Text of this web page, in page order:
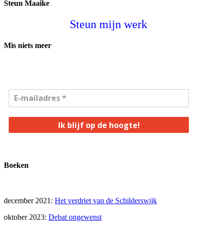
Steun Maaike
Steun mijn werk
Mis niets meer
Ik blijf op de hoogte!
Boeken
december 2021: Het verdriet van de Schilderswijk
oktober 2023: Debat ongewenst